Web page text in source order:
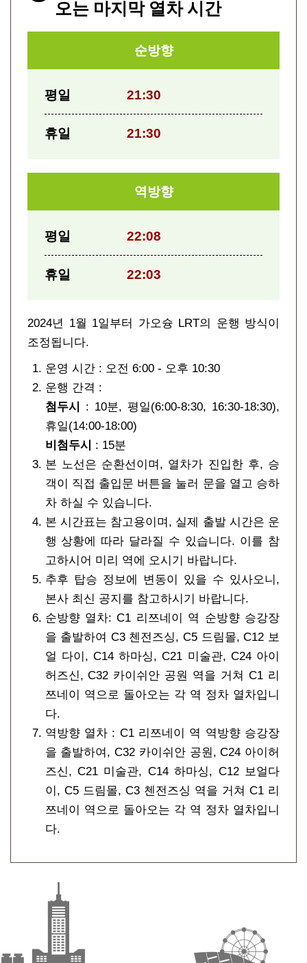
오는 마지막 열차 시간
순방향
평일 21:30
휴일 21:30
역방향
평일 22:08
휴일 22:03
2024년 1월 1일부터 가오슝 LRT의 운행 방식이
조정됩니다.
운영 시간 : 오전 6:00 - 오후 10:30
운행 간격 :
첨두시
: 10분, 평일(6:00-8:30, 16:30-18:30),
휴일(14:00-18:00)
비첨두시
: 15분
본 노선은 순환선이며, 열차가 진입한 후, 승
객이 직접 출입문 버튼을 눌러 문을 열고 승하
차 하실 수 있습니다.
본 시간표는 참고용이며, 실제 출발 시간은 운
행 상황에 따라 달라질 수 있습니다. 이를 참
고하시어 미리 역에 오시기 바랍니다.
추후 탑승 정보에 변동이 있을 수 있사오니,
본사 최신 공지를 참고하시기 바랍니다.
순방향 열차: C1 리쯔네이 역 순방향 승강장
을 출발하여 C3 첸전즈싱, C5 드림몰, C12 보
얼 다이, C14 하마싱, C21 미술관, C24 아이
허즈신, C32 카이쉬안 공원 역을 거쳐 C1 리
쯔네이 역으로 돌아오는 각 역 정차 열차입니
다.
역방향 열차 : C1 리쯔네이 역 역방향 승강장
을 출발하여, C32 카이쉬안 공원, C24 아이허
즈신, C21 미술관, C14 하마싱, C12 보얼다
이, C5 드림몰, C3 첸전즈싱 역을 거쳐 C1 리
쯔네이 역으로 돌아오는 각 역 정차 열차입니
다.